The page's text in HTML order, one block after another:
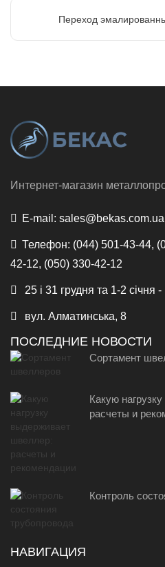
Переход
Интернет-магазин
E-mail: sales@bekas.com.ua
Телефон: (044) 501-43-44,
42-12, (050) 330-42-12
25 і 31 грудня та 1-2 січня
вул. Алматинська, 8
ПОСЛЕДНИЕ НОВОСТИ
Сортамент
Какую
расчеты и
Контроль
НАВИГАЦИЯ